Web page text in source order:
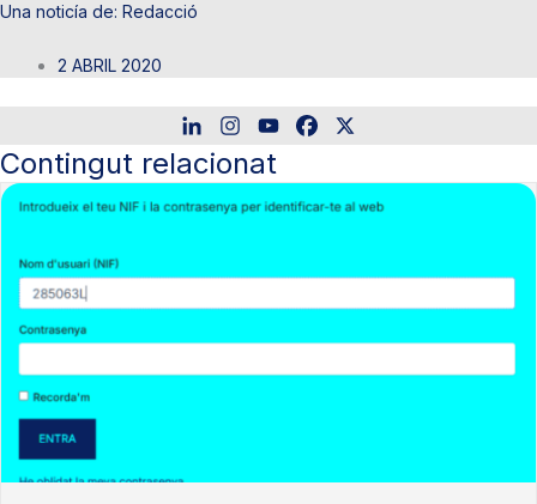
Redacció
2 ABRIL 2020
Contingut relacionat